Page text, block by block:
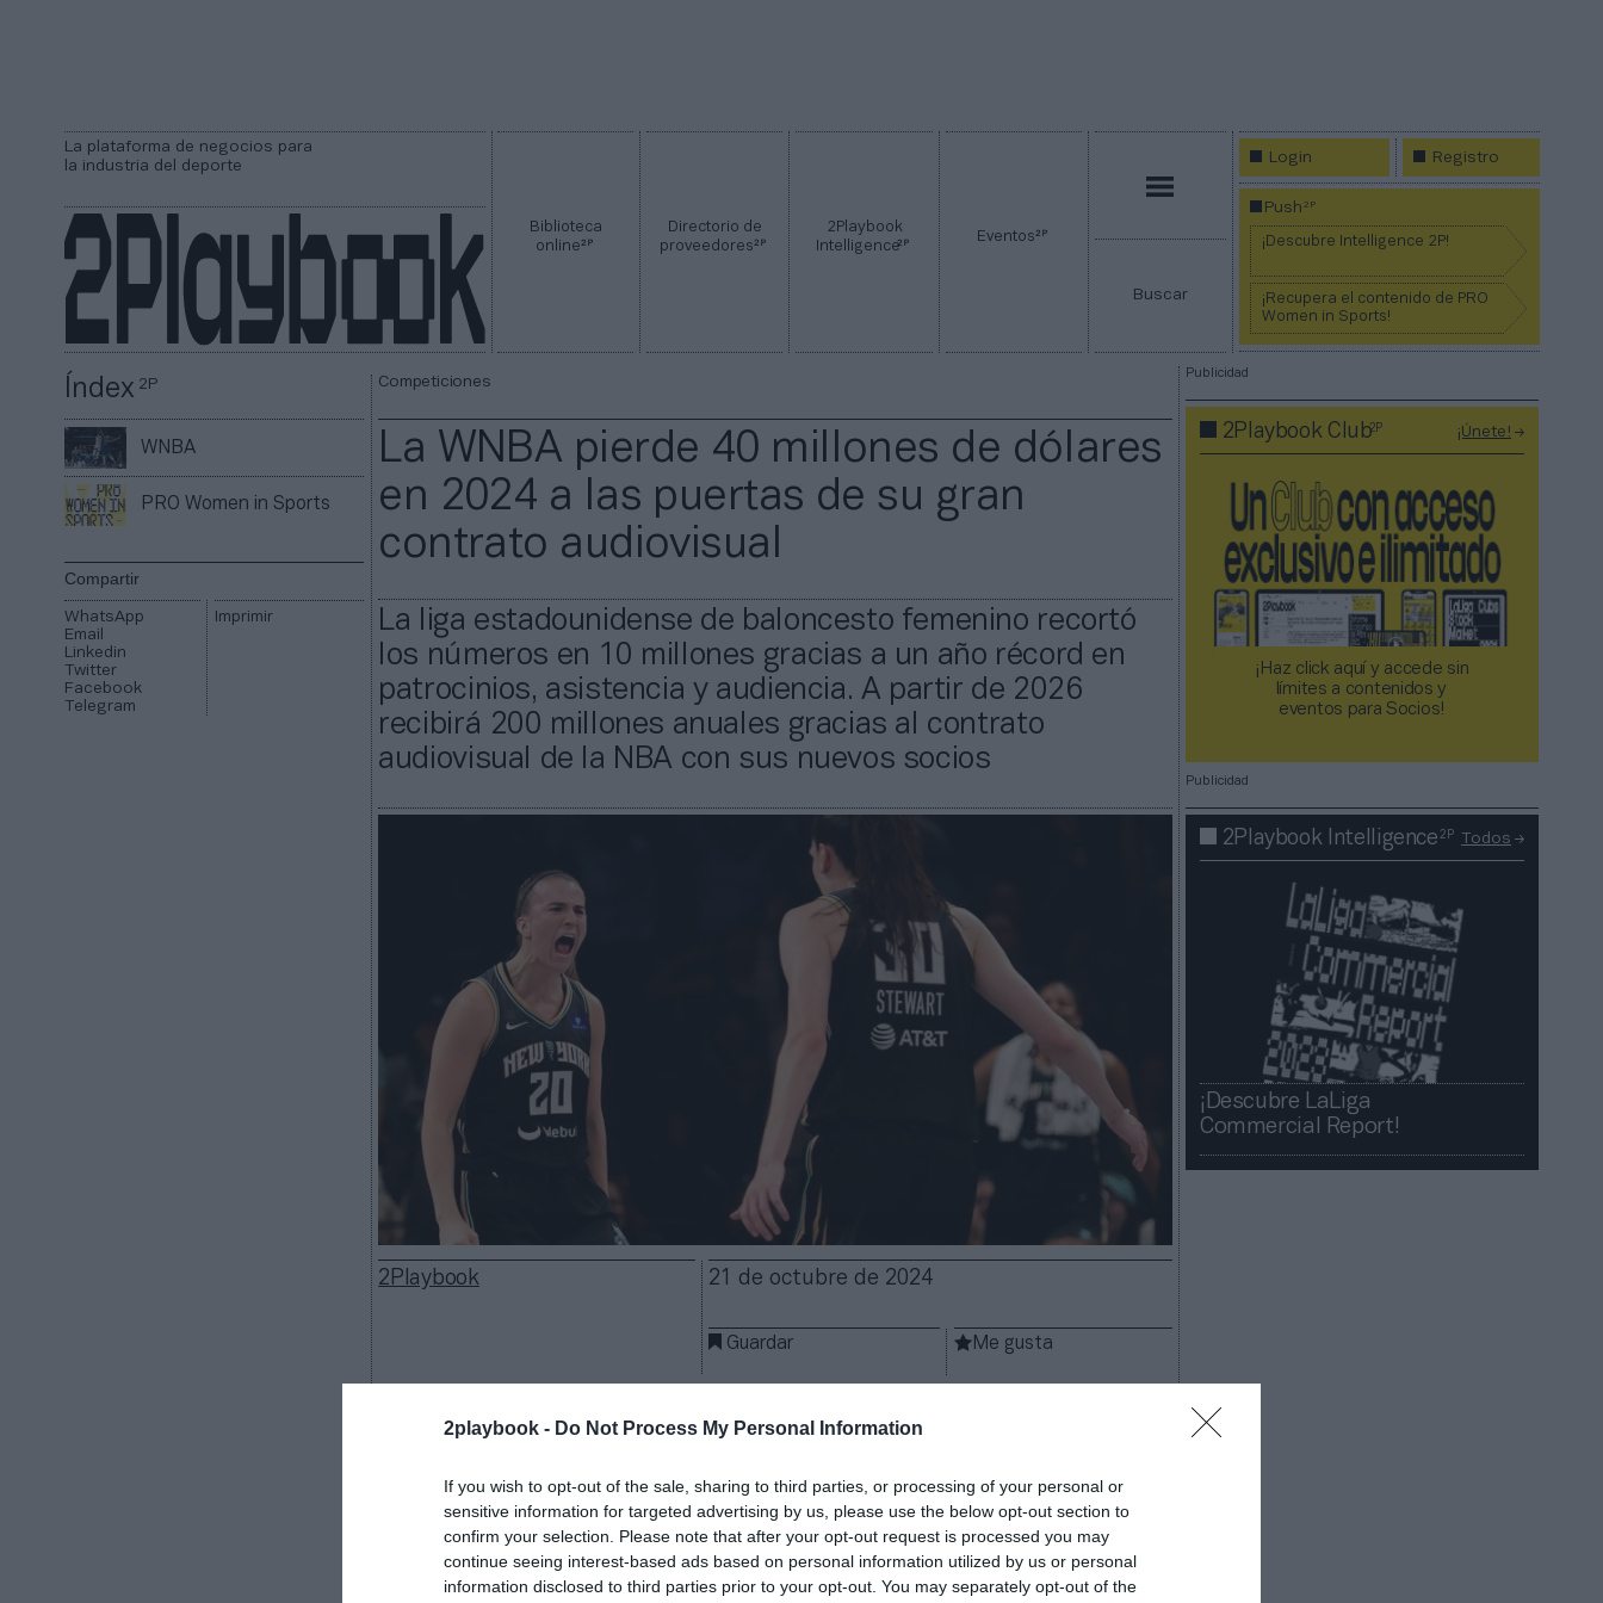
2playbook - Do Not Process My Personal Information
If you wish to opt-out of the sale, sharing to third parties, or processing of your personal or
sensitive information for targeted advertising by us, please use the below opt-out section to
confirm your selection. Please note that after your opt-out request is processed you may
continue seeing interest-based ads based on personal information utilized by us or personal
information disclosed to third parties prior to your opt-out. You may separately opt-out of the
La plataforma de negocios para
la industria del deporte
Biblioteca
online2P
Directorio de
proveedores2P
2Playbook
Intelligence2P Eventos2P
Buscar
Login Registro
Push2P
¡Descubre Intelligence 2P!
¡Recupera el contenido de PRO
Women in Sports!
Índex2P
WNBA
PRO Women in Sports
Compartir
WhatsApp
Email
Linkedin
Twitter
Facebook
Telegram
Imprimir
Competiciones
La WNBA pierde 40 millones de dólares
en 2024 a las puertas de su gran
contrato audiovisual
La liga estadounidense de baloncesto femenino recortó
los números en 10 millones gracias a un año récord en
patrocinios, asistencia y audiencia. A partir de 2026
recibirá 200 millones anuales gracias al contrato
audiovisual de la NBA con sus nuevos socios
2Playbook 21 de octubre de 2024
Guardar Me gusta
cerrado el año conpérdidas de 40 millones de dólares
temporada, por lo que supone un recorte en sus previsiones gracias a la
mejora en el apartado comercial y elticketing.
La NBA posee el 60% de la WNBA y asciende a un 75% si se tiene en
cuenta el capital que poseen los propietarios de otras franquicias. La liga
Publicidad
2Playbook Club2P ¡Únete!
¡Haz click aquí y accede sin
límites a contenidos y
eventos para Socios!​​​​​​​
Publicidad
2Playbook Intelligence2P Todos
¡Descubre LaLiga
Commercial Report!​​